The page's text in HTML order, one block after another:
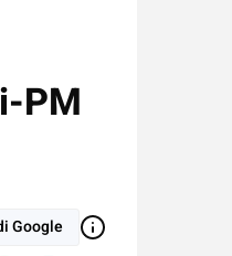
PM
Google